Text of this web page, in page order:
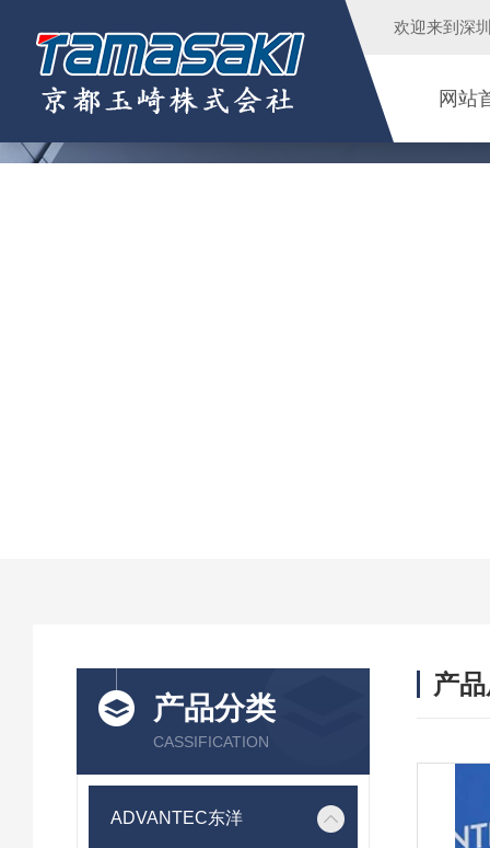
欢迎来到 深
网站
产品分类
CASSIFICATION
ADVANTEC东洋
产